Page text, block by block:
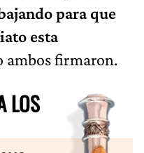
para que
esta
ambos firmaron.
LOS